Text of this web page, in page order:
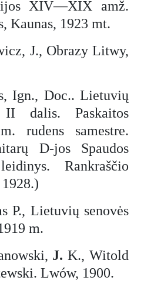
XIV—XIX amž.
Kaunas, 1923 mt.
J., Obrazy Litwy,
Ign., Doc.. Lietuvių
dalis. Paskaitos
rudens samestre.
D-jos Spaudos
Rankraščio
P., Lietuvių senovės
m.
J.K., Witold
Lwów, 1900.